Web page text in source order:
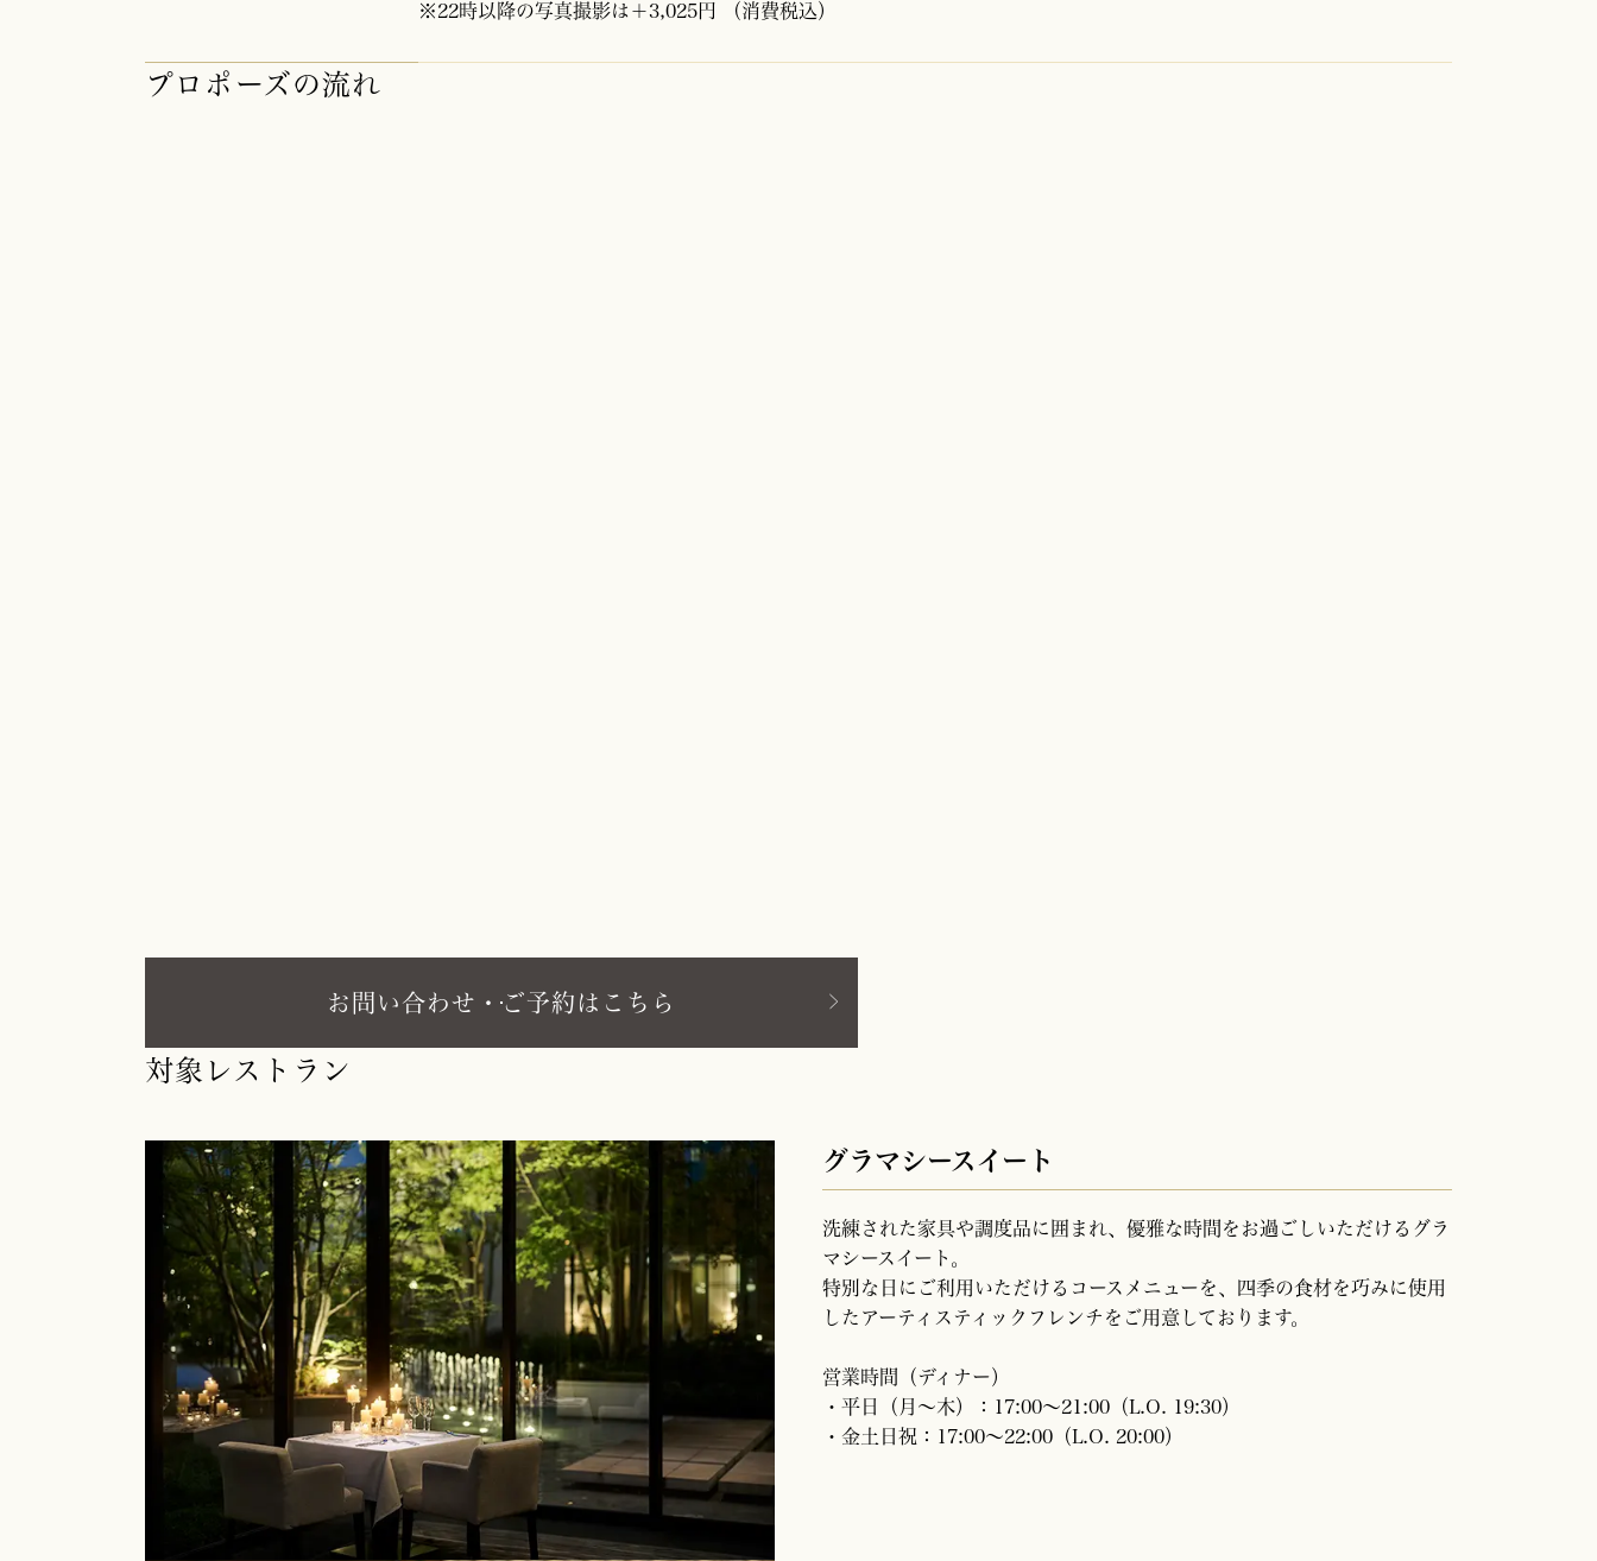
※22時以降の写真撮影は＋3,025円 （消費税込）
プロポーズの流れ
お問い合わせ・ご予約はこちら
対象レストラン
グラマシースイート
洗練された家具や調度品に囲まれ、 優雅な時間をお過ごしいただけるグラ
マシースイート。
特別な日にご利用いただけるコースメニューを、
四季の食材を巧みに使用
したアーティスティックフレンチをご用意 しております。
営業時間（ディナー）
・平日（月～木）：17:00～21:00（L.O. 19:30）
・金土日祝：17:00～22:00（L.O. 20:00）